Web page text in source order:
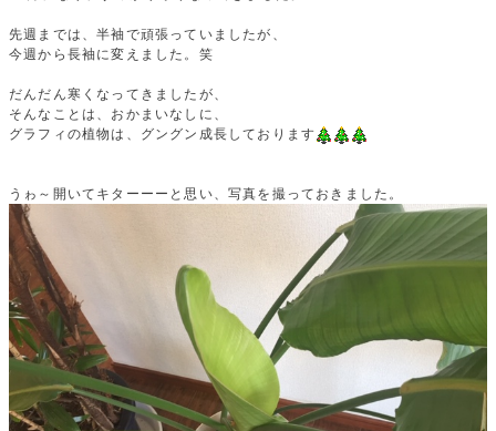
先週までは、半袖で頑張っていましたが、
今週から長袖に変えました。笑
だんだん寒くなってきましたが、
そんなことは、おかまいなしに、
グラフィの植物は、グングン成長しております
うゎ～開いてキターーーと思い、写真を撮っておきました。